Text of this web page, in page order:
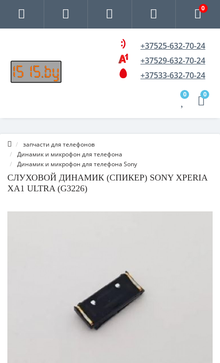
0
+37525-632-70-24
+37529-632-70-24
+37533-632-70-24
0 0
запчасти для телефонов
Динамик и микрофон для телефона
Динамик и микрофон для телефона Sony
СЛУХОВОЙ ДИНАМИК (СПИКЕР) SONY XPERIA
XA1 ULTRA (G3226)